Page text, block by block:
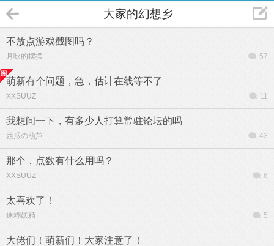
大家的幻想乡
不放点游戏截图吗？
月咏的摆摆 57
萌新有个问题，急，估计在线等不了
XXSUUZ 11
我想问一下，有多少人打算常驻论坛的吗
西瓜の葫芦 43
那个，点数有什么用吗？
XXSUUZ 6
太喜欢了！
迷糊妖精 5
大佬们！萌新们！大家注意了！